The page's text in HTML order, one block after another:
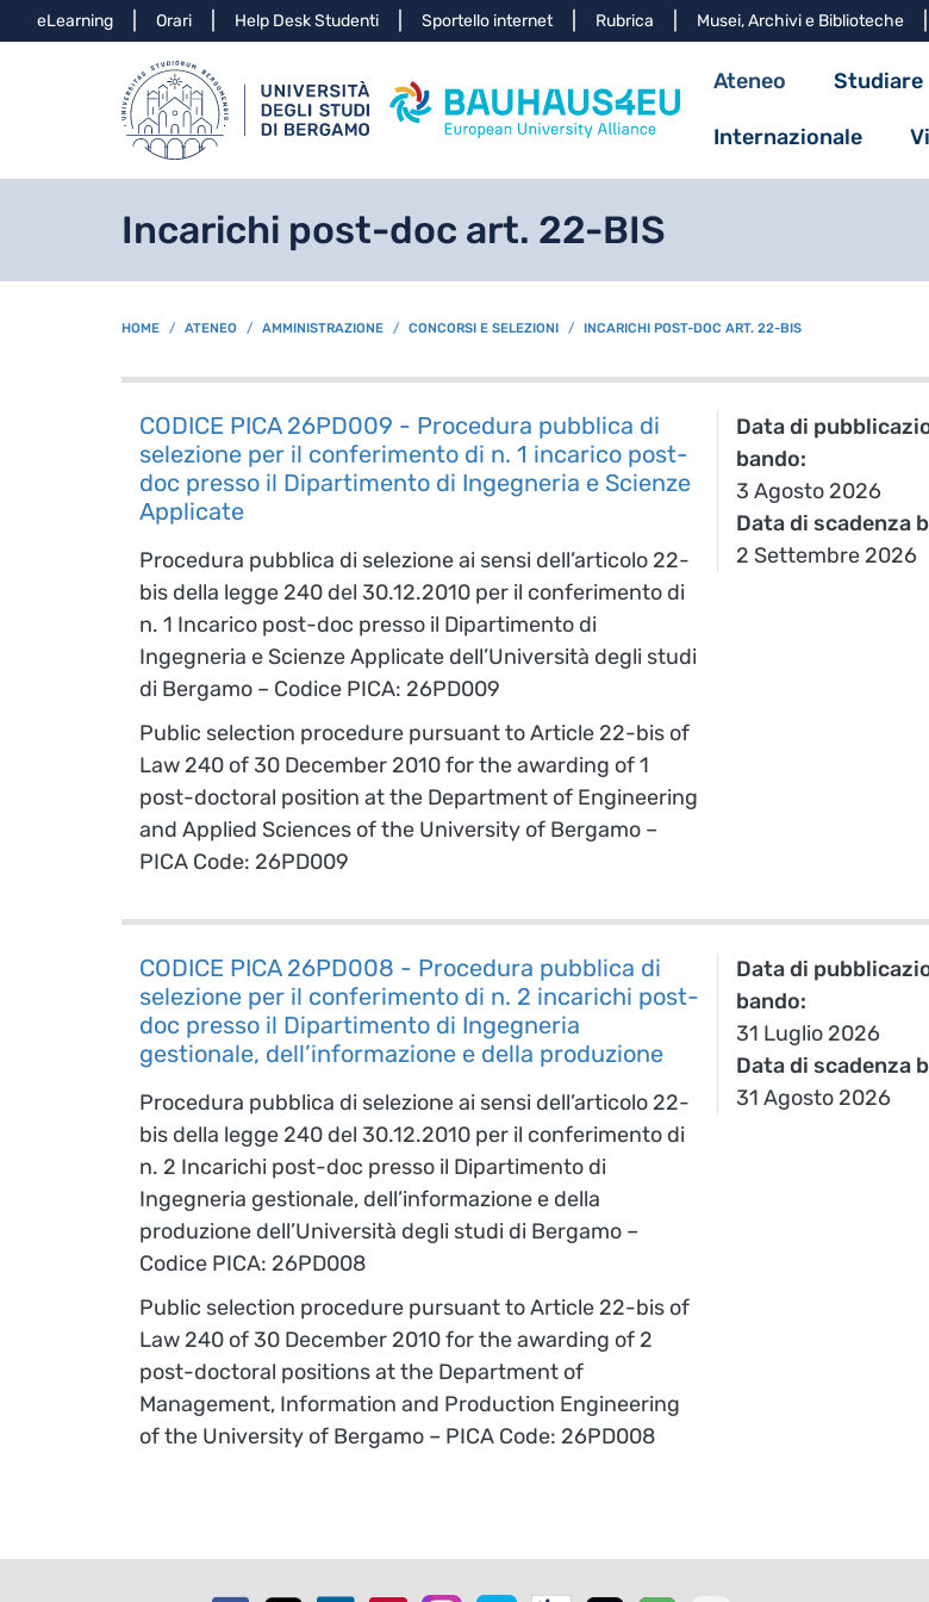
Salta al
Info
eLearning Orari Help Desk Studenti Sportello internet Rubrica Musei, Archivi e Biblioteche
Ateneo Studiare
Internazionale
Incarichi post-doc art. 22-BIS
BREADCRUMB
HOME ATENEO AMMINISTRAZIONE CONCORSI E SELEZIONI INCARICHI POST-DOC ART. 22-BIS
CODICE PICA 26PD009 - Procedura pubblica di
selezione per il conferimento di n. 1 incarico post-
doc presso il Dipartimento di Ingegneria e Scienze
Applicate
Procedura pubblica di selezione ai sensi dell’articolo 22-
bis della legge 240 del 30.12.2010 per il conferimento di
n. 1 Incarico post-doc presso il Dipartimento di
Ingegneria e Scienze Applicate dell’Università degli studi
di Bergamo – Codice PICA: 26PD009
Public selection procedure pursuant to Article 22-bis of
Law 240 of 30 December 2010 for the awarding of 1
post-doctoral position at the Department of Engineering
and Applied Sciences of the University of Bergamo –
PICA Code: 26PD009
Data di
bando
3 Agosto 2026
Data di scadenza
2 Settembre 2026
CODICE PICA 26PD008 - Procedura pubblica di
selezione per il conferimento di n. 2 incarichi post-
doc presso il Dipartimento di Ingegneria
gestionale, dell’informazione e della produzione
Procedura pubblica di selezione ai sensi dell’articolo 22-
bis della legge 240 del 30.12.2010 per il conferimento di
n. 2 Incarichi post-doc presso il Dipartimento di
Ingegneria gestionale, dell’informazione e della
produzione dell’Università degli studi di Bergamo –
Codice PICA: 26PD008
Public selection procedure pursuant to Article 22-bis of
Law 240 of 30 December 2010 for the awarding of 2
post-doctoral positions at the Department of
Management, Information and Production Engineering
of the University of Bergamo – PICA Code: 26PD008
Data di
bando
31 Luglio 2026
Data di scadenza
31 Agosto 2026